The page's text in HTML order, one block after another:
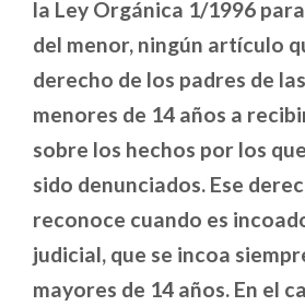
la Ley Orgánica 1/1996
del menor, ningún artículo
derecho de los padres de
menores de 14 años a
sobre los hechos por los
sido denunciados. Ese
reconoce cuando es
judicial, que se incoa
mayores de 14 años. En el